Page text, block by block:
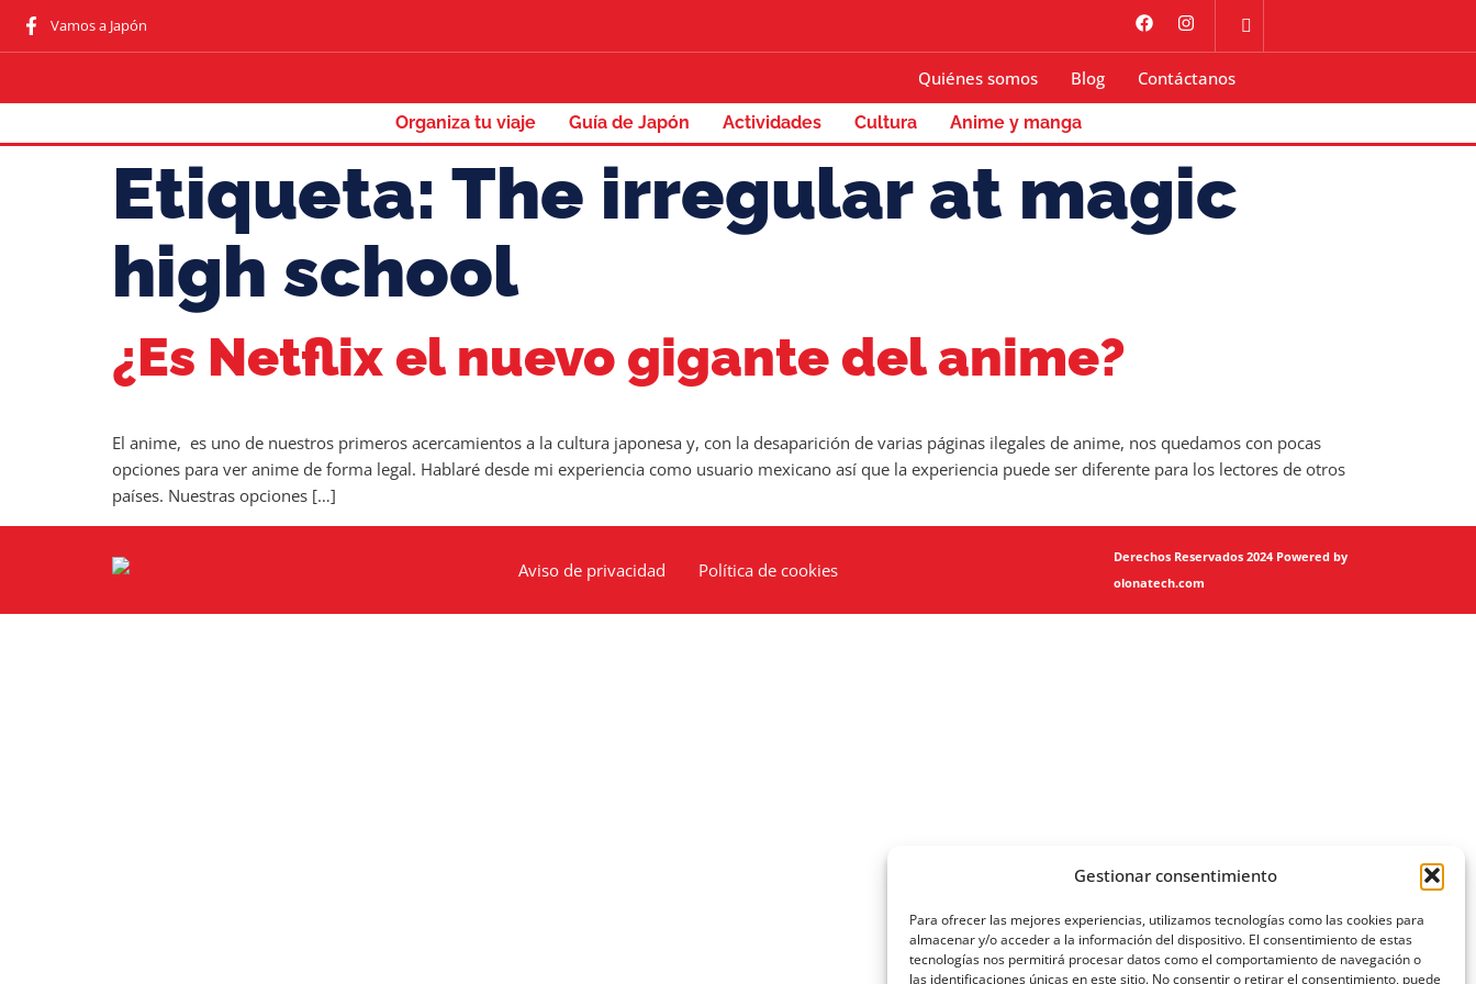
Gestionar consentimiento
Para ofrecer las mejores experiencias, utilizamos tecnologías como las cookies para
almacenar y/o acceder a la información del dispositivo. El consentimiento de estas
tecnologías nos permitirá procesar datos como el comportamiento de navegación o
las identificaciones únicas en este sitio. No consentir o retirar el consentimiento, puede
Vamos a Japón
Quiénes somos Blog Contáctanos
Organiza tu viaje Guía de Japón Actividades Cultura Anime y manga
Etiqueta: The irregular at magic
high school
¿Es Netflix el nuevo gigante del anime?
El anime, es uno de nuestros primeros acercamientos a la cultura japonesa y, con la desaparición de varias páginas ilegales de anime, nos quedamos con pocas
opciones para ver anime de forma legal. Hablaré desde mi experiencia como usuario mexicano así que la experiencia puede ser diferente para los lectores de otros
países. Nuestras opciones […]
Aviso de privacidad Política de cookies
Derechos Reservados 2024 Powered by
olonatech.com